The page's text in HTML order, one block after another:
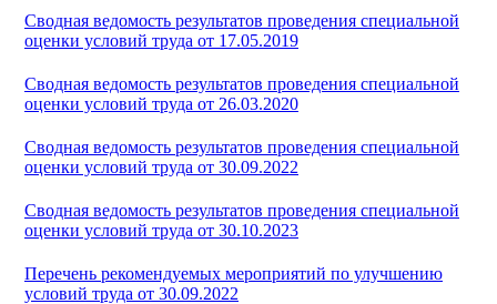
Сводная ведомость результатов проведения специальной
оценки условий труда от 17.05.2019
Сводная ведомость результатов проведения специальной
оценки условий труда от 26.03.2020
Сводная ведомость результатов проведения специальной
оценки условий труда от 30.09.2022
Сводная ведомость результатов проведения специальной
оценки условий труда от 30.10.2023
Перечень рекомендуемых мероприятий по улучшению
условий труда от 30.09.2022